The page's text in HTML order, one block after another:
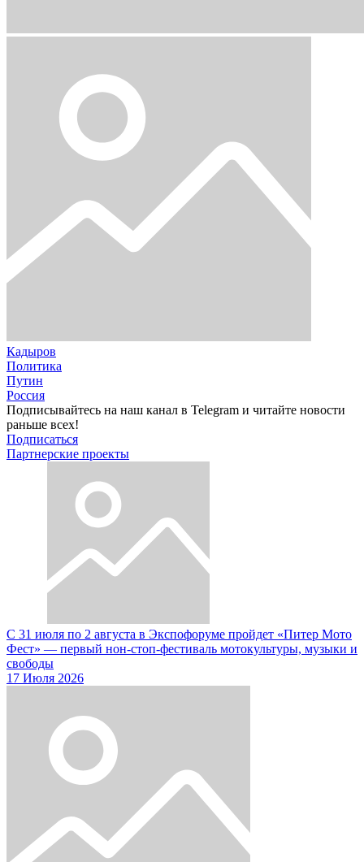
Кадыров
Политика
Путин
Россия
Подписывайтесь на наш канал в Telegram и читайте новости
раньше всех!
Подписаться
Партнерские проекты
С 31 июля по 2 августа в Экспофоруме пройдет «Питер Мото
Фест» — первый нон-стоп-фестиваль мотокультуры, музыки и
свободы
17 Июля 2026